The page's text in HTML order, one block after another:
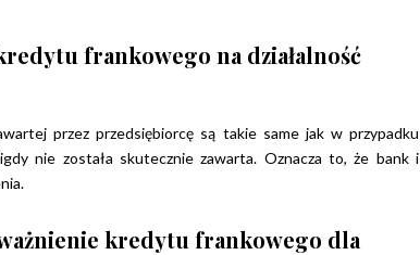
frankowego na działalność
przez przedsiębiorcę są takie same jak w przypadku
nie została skutecznie zawarta. Oznacza to, że bank i
kredytu frankowego dla